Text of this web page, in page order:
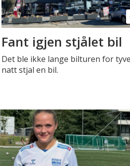
Fant igjen stjålet bil
Det ble ikke lange bilturen for
natt stjal en bil.